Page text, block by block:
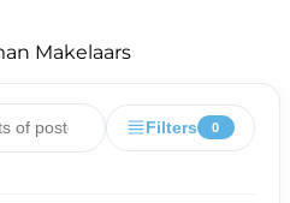
Makelaars
Filters 0